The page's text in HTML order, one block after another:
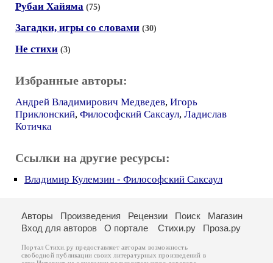
Рубаи Хайяма (75)
Загадки, игры со словами (30)
Не стихи (3)
Избранные авторы:
Андрей Владимирович Медведев, Игорь
Приклонский, Философский Саксаул, Ладислав
Котичка
Ссылки на другие ресурсы:
Владимир Кулемзин - Философский Саксаул
Авторы Произведения Рецензии Поиск
Магазин
Вход для авторов
О портале Стихи.ру Проза.ру
Портал Стихи.ру предоставляет авторам возможность
свободной публикации своих литературных произведений в